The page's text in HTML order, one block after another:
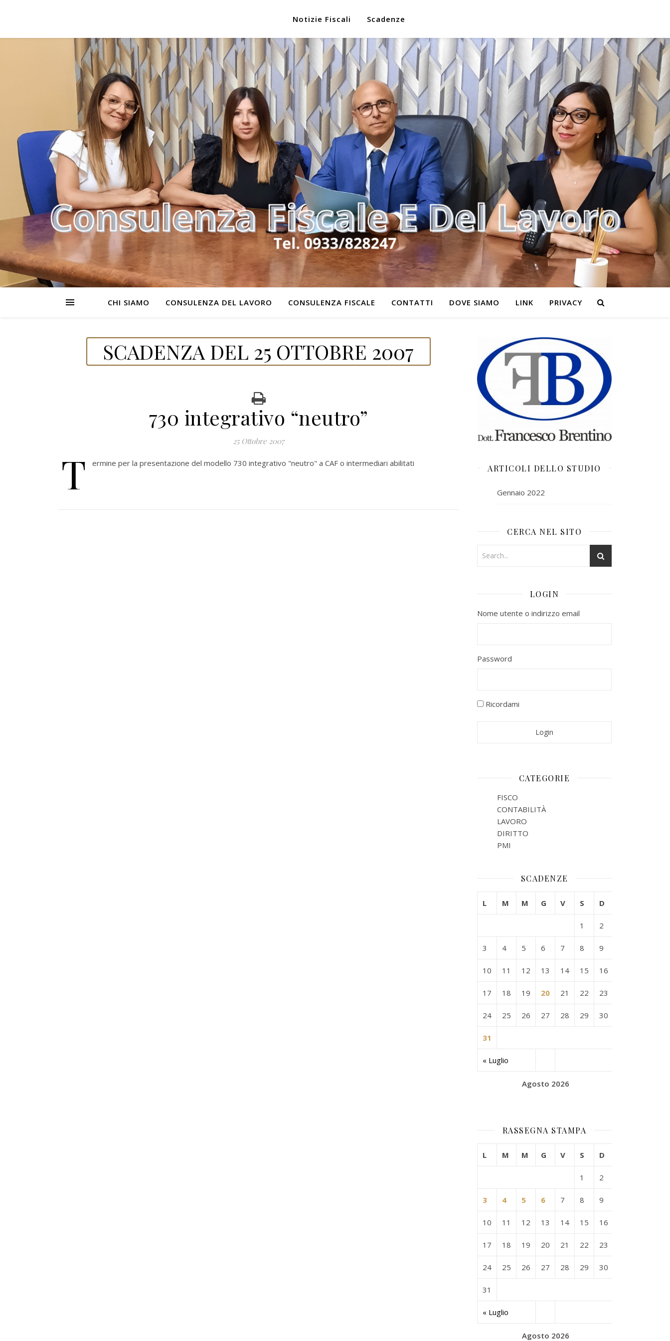
Notizie Fiscali Scadenze
CHI SIAMO CONSULENZA DEL LAVORO CONSULENZA FISCALE CONTATTI DOVE SIAMO LINK PRIVACY
SCADENZA DEL 25 OTTOBRE 2007
730 integrativo “neutro”
25 Ottobre 2007
T ermine per la presentazione del modello 730 integrativo "neutro" a CAF o intermediari abilitati ARTICOLI DELLO STUDIO
Gennaio 2022
CERCA NEL SITO
LOGIN
Nome utente o indirizzo email
Password
Ricordami
CATEGORIE
FISCO
CONTABILITÀ
LAVORO
DIRITTO
PMI
SCADENZE
Agosto 2026
L M M G V S D
« Luglio
1 2
3 4 5 6 7 8 9
10 11 12 13 14 15 16
17 18 19 20 21 22 23
24 25 26 27 28 29 30
31
RASSEGNA STAMPA
Agosto 2026
L M M G V S D
« Luglio
1 2
3 4 5 6 7 8 9
10 11 12 13 14 15 16
17 18 19 20 21 22 23
24 25 26 27 28 29 30
31